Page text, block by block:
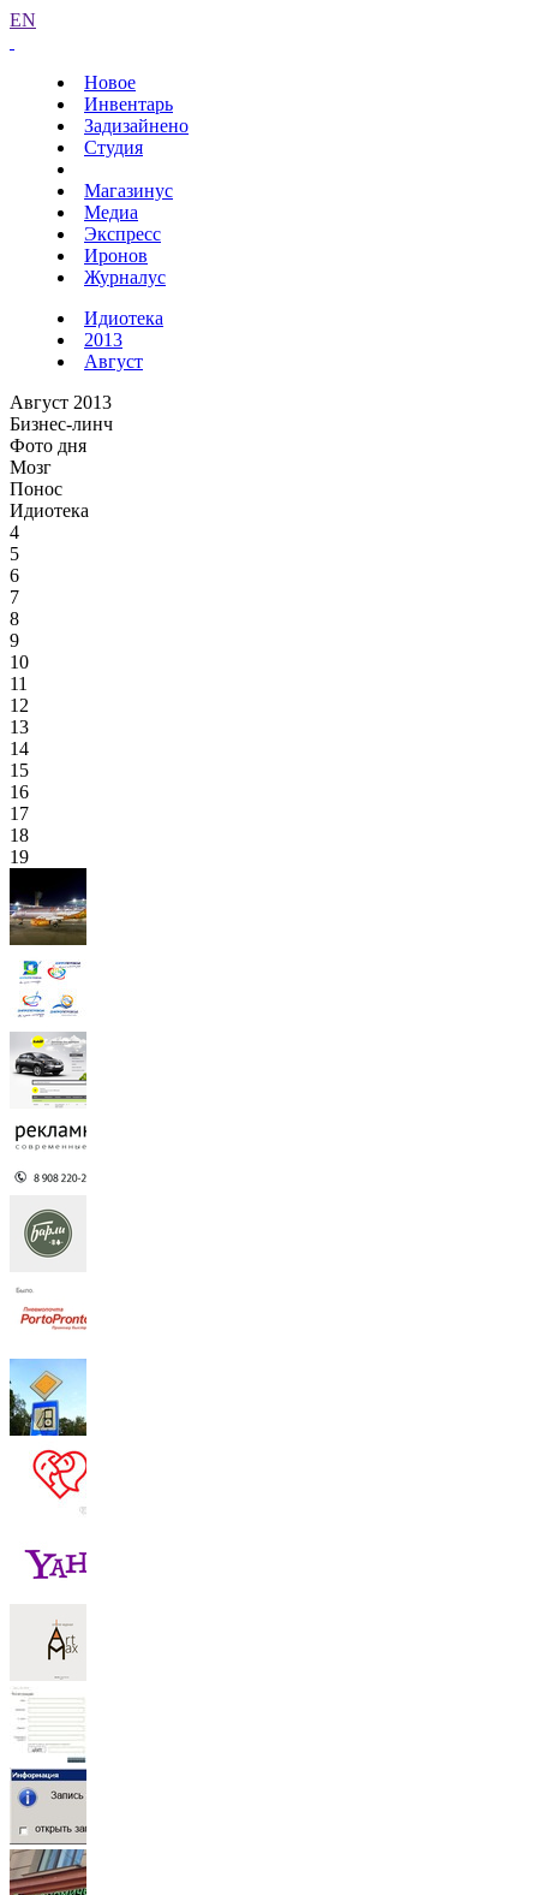
EN
Новое
Инвентарь
Задизайнено
Студия
Магазинус
Медиа
Экспресс
Иронов
Журналус
Идиотека
2013
Август
Август 2013
Бизнес-линч
Фото дня
Мозг
Понос
Идиотека
4
5
6
7
8
9
10
11
12
13
14
15
16
17
18
19